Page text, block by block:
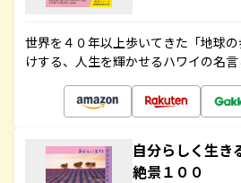
世界を４０年以上歩いてきた「地球
けする、人生を輝かせるハワイの名
自分らしく生き
絶景１００